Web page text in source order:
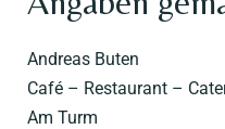
Radtourismus
Catering
Reservierung
Andreas Buten
Café – Restaurant –
Am Turm